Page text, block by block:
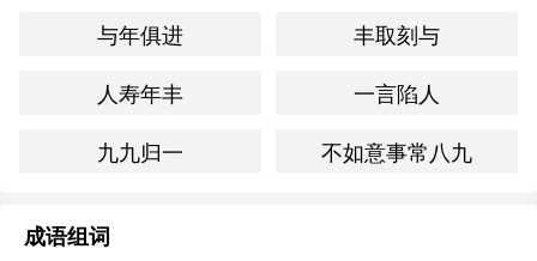
与年俱进
丰取刻与
人寿年丰
一言陷人
九九归一
不如意事常八九
成语组词